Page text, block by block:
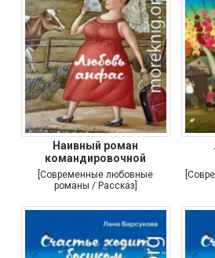
Наивный роман
командировочной
женщины
[Современные любовные
романы / Рассказ]